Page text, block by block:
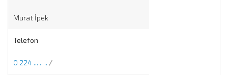
Murat İpek
Telefon
0 224 ... .. .. /